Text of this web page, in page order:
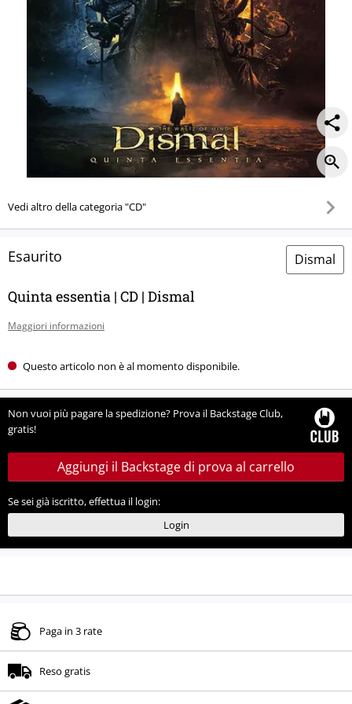
Vedi altro della categoria "CD"
Esaurito Dismal
Quinta essentia | CD | Dismal
Maggiori informazioni
Questo articolo non è al momento disponibile.
Non vuoi più pagare la spedizione? Prova il Backstage Club,
gratis!
Aggiungi il Backstage di prova al carrello
Se sei già iscritto, effettua il login:
Login
Paga in 3 rate
Reso gratis